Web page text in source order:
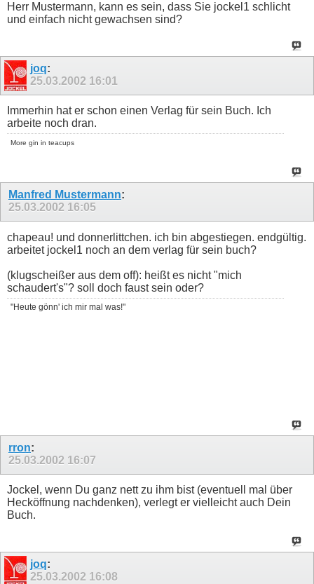
Herr Mustermann, kann es sein, dass Sie jockel1 schlicht
und einfach nicht gewachsen sind?
joq:
25.03.2002 16:01
Immerhin hat er schon einen Verlag für sein Buch. Ich
arbeite noch dran.
More gin in teacups
Manfred Mustermann:
25.03.2002 16:05
chapeau! und donnerlittchen. ich bin abgestiegen. endgültig.
arbeitet jockel1 noch an dem verlag für sein buch?
(klugscheißer aus dem off): heißt es nicht "mich
schaudert's"? soll doch faust sein oder?
"Heute gönn' ich mir mal was!"
rron:
25.03.2002 16:07
Jockel, wenn Du ganz nett zu ihm bist (eventuell mal über
Hecköffnung nachdenken), verlegt er vielleicht auch Dein
Buch.
joq:
25.03.2002 16:08